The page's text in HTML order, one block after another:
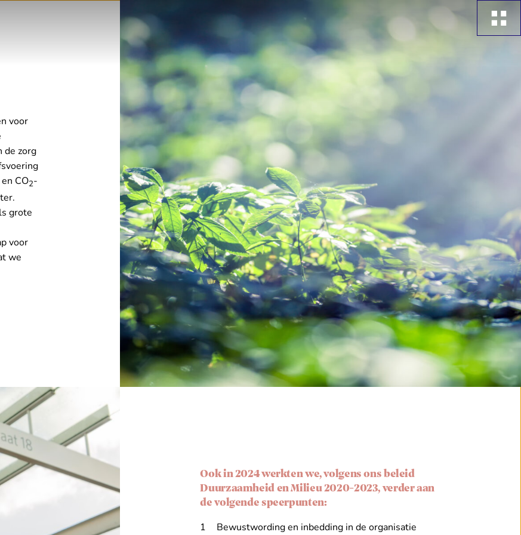
voor
de zorg
CO2-
grote
voor
we
Ook in 2024 werkten we, volgens ons beleid
Duurzaamheid en Milieu 2020-2023, verder aan
de volgende speerpunten:
Bewustwording en inbedding in de organisatie